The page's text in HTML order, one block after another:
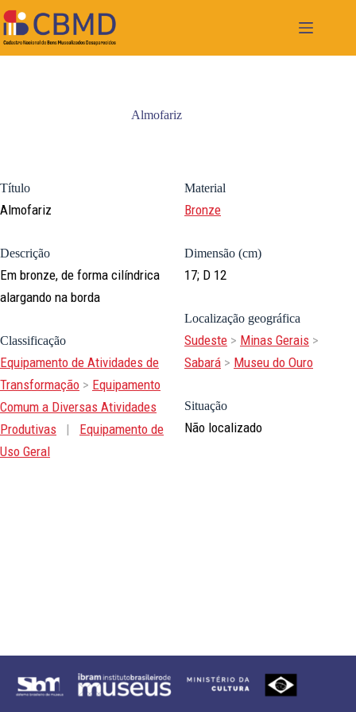
para
o
conteúdo
Almofariz
Título
Almofariz
Descrição
Em bronze, de forma cilíndrica
alargando na borda
Classificação
Equipamento de Atividades de
Transformação > Equipamento
Comum a Diversas Atividades
Produtivas
|
Equipamento de
Uso Geral
Material
Bronze
Dimensão (cm)
17; D 12
Localização geográfica
Sudeste > Minas Gerais >
Sabará > Museu do Ouro
Situação
Não localizado